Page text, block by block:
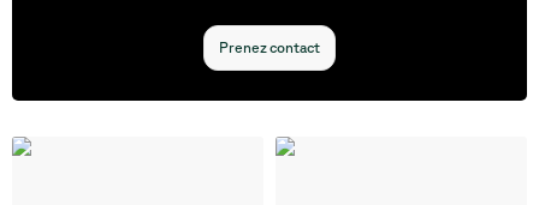
Prenez contact